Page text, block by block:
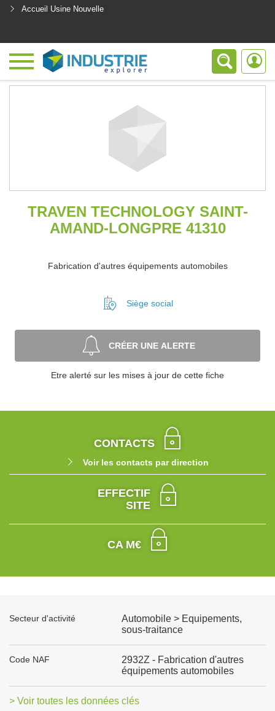
Accueil Usine Nouvelle
TRAVEN TECHNOLOGY SAINT-
AMAND-LONGPRE 41310
Fabrication d'autres équipements automobiles
Siège social
CRÉER UNE ALERTE
Etre alerté sur les mises à jour de cette fiche
CONTACTS
Voir les contacts par direction
EFFECTIF
SITE
CA M€
Secteur d'activité
Automobile > Equipements,
sous-traitance
Code NAF
2932Z - Fabrication d'autres
équipements automobiles
> Voir toutes les données clés